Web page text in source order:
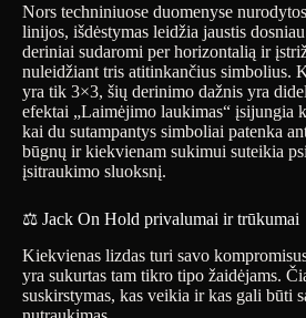
Nors techniniuose duomenyse
linijos, išdėstymas leidžia jaustis
deriniai sudaromi per horizontalią ir
nuleidžiant tris atitinkančius simbolius.
yra tik 3×3, šių derinimo dažnis yra
efektai „Laimėjimo laukimas“ įsijungia
kai du sutampantys simboliai patenka
būgnų ir kiekvienam sukimui suteikia
įsitraukimo sluoksnį.
⚖️ Jack On Hold privalumai ir trūkumai
Kiekvienas lizdas turi savo
yra sukurtas tam tikro tipo žaidėjams.
suskirstymas, kas veikia ir kas gali būti